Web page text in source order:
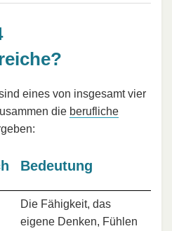
eines von insgesamt vier
die berufliche
Bedeutung
Die Fähigkeit, das
eigene Denken, Fühlen